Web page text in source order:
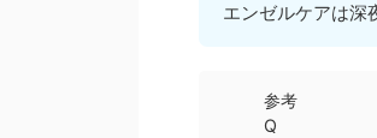
エンゼルケアは深
参考
Q